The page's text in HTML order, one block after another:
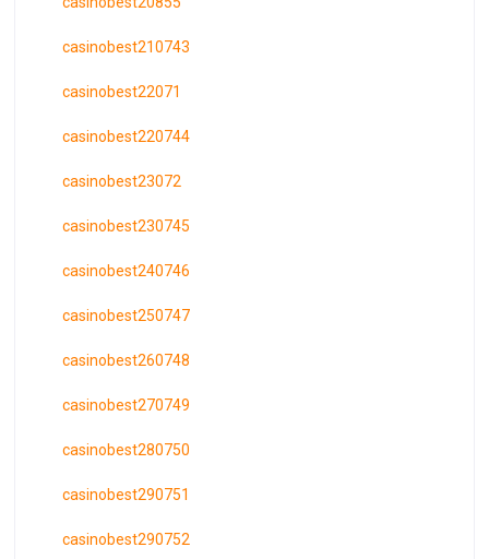
casinobest210743
casinobest22071
casinobest220744
casinobest23072
casinobest230745
casinobest240746
casinobest250747
casinobest260748
casinobest270749
casinobest280750
casinobest290751
casinobest290752